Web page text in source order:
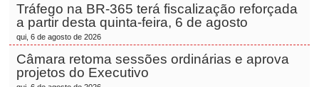
Tráfego na BR-365 terá fiscalização reforçada
a partir desta quinta-feira, 6 de agosto
qui, 6 de agosto de 2026
Câmara retoma sessões ordinárias e aprova
projetos do Executivo